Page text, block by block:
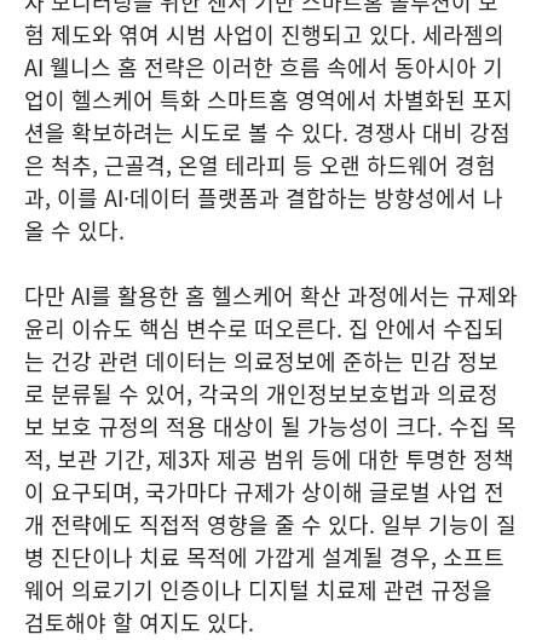
험 제도와 엮여 시범 사업이 진행되고 있다. 세라젬의
AI 웰니스 홈 전략은 이러한 흐름 속에서 동아시아 기
업이 헬스케어 특화 스마트홈 영역에서 차별화된 포지
션을 확보하려는 시도로 볼 수 있다. 경쟁사 대비 강점
은 척추, 근골격, 온열 테라피 등 오랜 하드웨어 경험
과, 이를 AI·데이터 플랫폼과 결합하는 방향성에서 나
올 수 있다.
다만 AI를 활용한 홈 헬스케어 확산 과정에서는 규제와
윤리 이슈도 핵심 변수로 떠오른다. 집 안에서 수집되
는 건강 관련 데이터는 의료정보에 준하는 민감 정보
로 분류될 수 있어, 각국의 개인정보보호법과 의료정
보 보호 규정의 적용 대상이 될 가능성이 크다. 수집 목
적, 보관 기간, 제3자 제공 범위 등에 대한 투명한 정책
이 요구되며, 국가마다 규제가 상이해 글로벌 사업 전
개 전략에도 직접적 영향을 줄 수 있다. 일부 기능이 질
병 진단이나 치료 목적에 가깝게 설계될 경우, 소프트
웨어 의료기기 인증이나 디지털 치료제 관련 규정을
검토해야 할 여지도 있다.